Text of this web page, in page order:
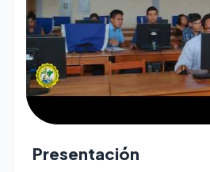
play_arrow
Presentación